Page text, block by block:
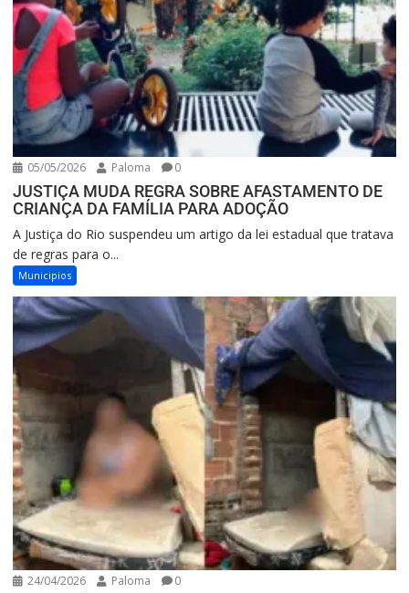
05/05/2026 Paloma 0
JUSTIÇA MUDA REGRA SOBRE AFASTAMENTO DE
CRIANÇA DA FAMÍLIA PARA ADOÇÃO
A Justiça do Rio suspendeu um artigo da lei estadual que tratava
de regras para o...
Municipios
24/04/2026 Paloma 0